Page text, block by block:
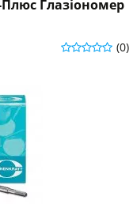
Глазіономер
(0)